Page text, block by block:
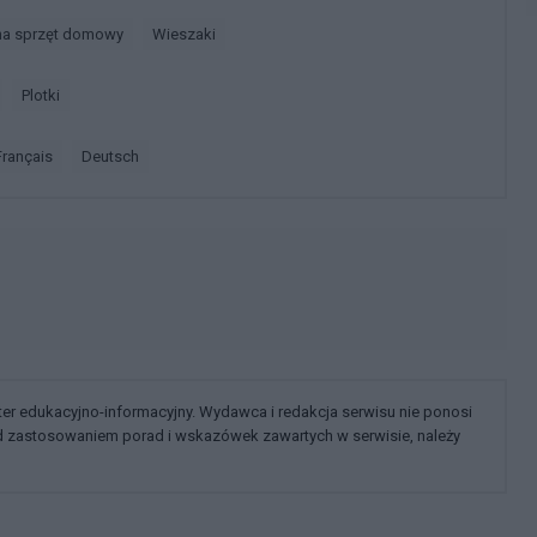
sprzęt domowy Wieszaki
Plotki
français deutsch
edukacyjno-informacyjny. Wydawca i redakcja serwisu nie ponosi
porad i wskazówek zawartych w serwisie, należy